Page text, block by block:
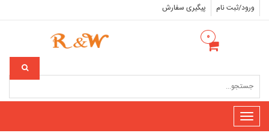
ورود/ثبت نام پیگیری سفارش
۰
Toggle
navigation